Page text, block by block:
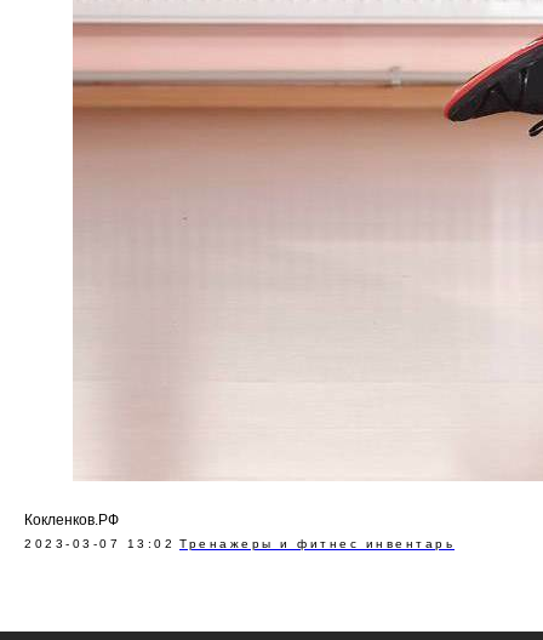
Кокленков.РФ
2023-03-07 13:02 Тренажеры и фитнес инвентарь